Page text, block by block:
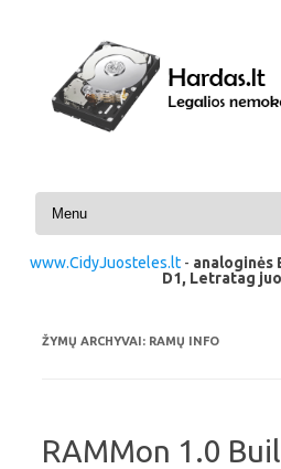
Pereiti prie turinio
www.CidyJuosteles.lt- analoginės
D1, Letratag
ŽYMŲ ARCHYVAI: RAMŲ INFO
RAMMon 1.0